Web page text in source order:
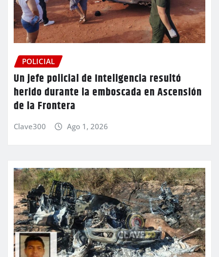
POLICIAL
Un jefe policial de Inteligencia resultó
herido durante la emboscada en Ascensión
de la Frontera
Clave300 Ago 1, 2026